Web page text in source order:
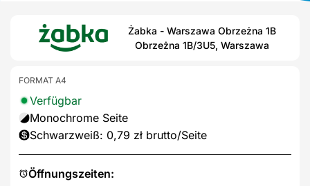
Żabka - Warszawa Obrzeżna 1B
Obrzeżna 1B/3U5, Warszawa
Öffnungszeiten:
FORMAT A4
Verfügbar
Monochrome Seite
Schwarzweiß: 0,79 zł brutto/Seite